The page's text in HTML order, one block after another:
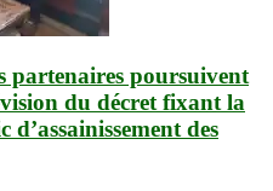
partenaires poursuivent
du décret fixant la
des